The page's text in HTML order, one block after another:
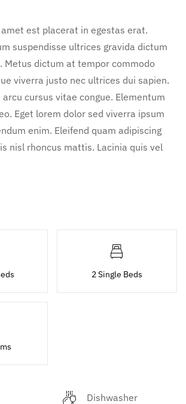
est placerat in egestas erat.
suspendisse ultrices gravida dictum
Metus dictum at tempor commodo
viverra justo nec ultrices dui sapien.
cursus vitae congue. Elementum
Eget lorem dolor sed viverra ipsum
enim. Eleifend quam adipiscing
nisl rhoncus mattis. Lacinia quis vel
2 Single Beds
Dishwasher